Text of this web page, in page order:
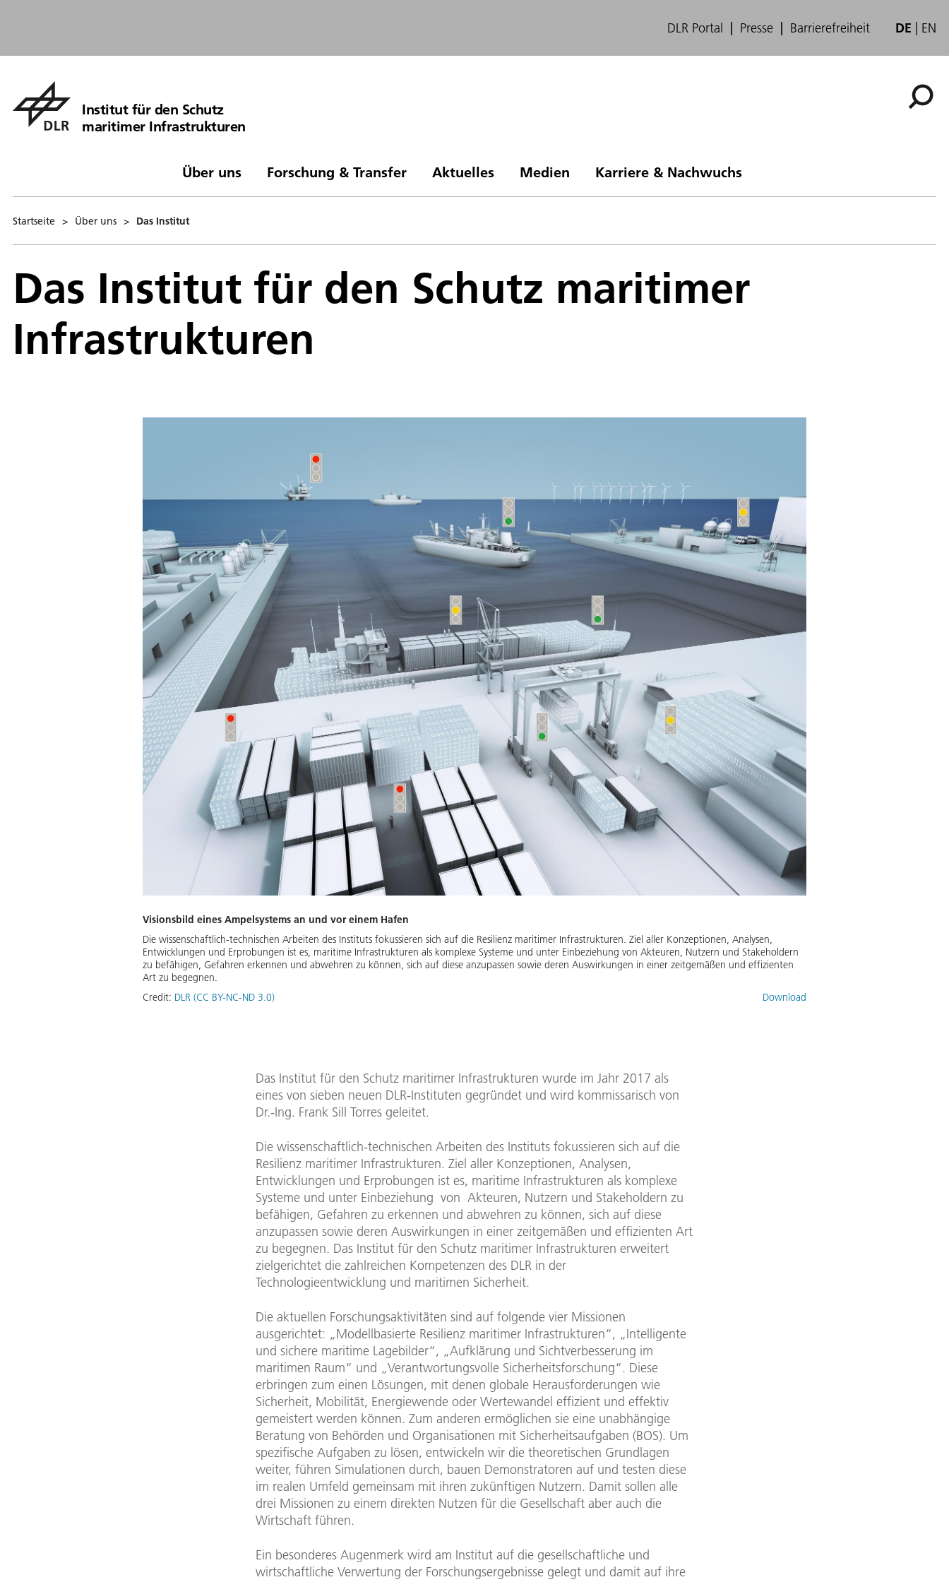
DLR Portal Presse Barrierefreiheit DE EN
Institut für den Schutz
maritimer Infrastrukturen
Über uns Forschung & Transfer Aktuelles Medien Karriere & Nachwuchs
Startseite > Über uns > Das Institut
Das Institut für den Schutz maritimer
Infrastrukturen
Visionsbild eines Ampelsystems an und vor einem Hafen
Die wissenschaftlich-technischen Arbeiten des Instituts fokussieren sich auf die Resilienz maritimer Infrastrukturen. Ziel aller Konzeptionen, Analysen,
Entwicklungen und Erprobungen ist es, maritime Infrastrukturen als komplexe Systeme und unter Einbeziehung von Akteuren, Nutzern und Stakeholdern
zu befähigen, Gefahren erkennen und abwehren zu können, sich auf diese anzupassen sowie deren Auswirkungen in einer zeitgemäßen und effizienten
Art zu begegnen.
Credit: DLR (CC BY-NC-ND 3.0) Download
Das Institut für den Schutz maritimer Infrastrukturen wurde im Jahr 2017 als
eines von sieben neuen DLR-Instituten gegründet und wird kommissarisch von
Dr.-Ing. Frank Sill Torres geleitet.
Die wissenschaftlich-technischen Arbeiten des Instituts fokussieren sich auf die
Resilienz maritimer Infrastrukturen. Ziel aller Konzeptionen, Analysen,
Entwicklungen und Erprobungen ist es, maritime Infrastrukturen als komplexe
Systeme und unter Einbeziehung von Akteuren, Nutzern und Stakeholdern zu
befähigen, Gefahren zu erkennen und abwehren zu können, sich auf diese
anzupassen sowie deren Auswirkungen in einer zeitgemäßen und effizienten Art
zu begegnen. Das Institut für den Schutz maritimer Infrastrukturen erweitert
zielgerichtet die zahlreichen Kompetenzen des DLR in der
Technologieentwicklung und maritimen Sicherheit.
Die aktuellen Forschungsaktivitäten sind auf folgende vier Missionen
ausgerichtet: „Modellbasierte Resilienz maritimer Infrastrukturen“, „Intelligente
und sichere maritime Lagebilder“, „Aufklärung und Sichtverbesserung im
maritimen Raum“ und „Verantwortungsvolle Sicherheitsforschung“. Diese
erbringen zum einen Lösungen, mit denen globale Herausforderungen wie
Sicherheit, Mobilität, Energiewende oder Wertewandel effizient und effektiv
gemeistert werden können. Zum anderen ermöglichen sie eine unabhängige
Beratung von Behörden und Organisationen mit Sicherheitsaufgaben (BOS). Um
spezifische Aufgaben zu lösen, entwickeln wir die theoretischen Grundlagen
weiter, führen Simulationen durch, bauen Demonstratoren auf und testen diese
im realen Umfeld gemeinsam mit ihren zukünftigen Nutzern. Damit sollen alle
drei Missionen zu einem direkten Nutzen für die Gesellschaft aber auch die
Wirtschaft führen.
Ein besonderes Augenmerk wird am Institut auf die gesellschaftliche und
wirtschaftliche Verwertung der Forschungsergebnisse gelegt und damit auf ihre